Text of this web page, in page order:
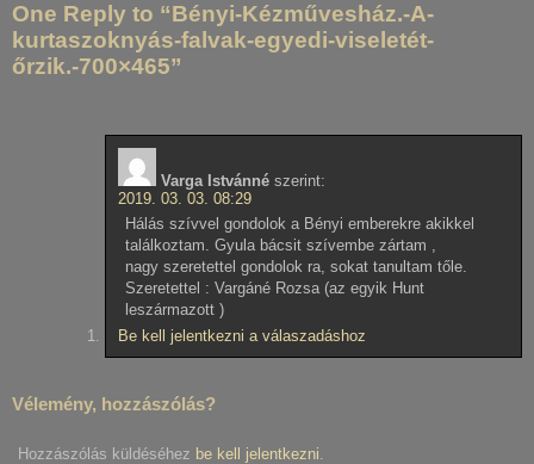
One Reply to “Bényi-Kézművesház.-A-
kurtaszoknyás-falvak-egyedi-viseletét-
őrzik.-700×465”
Varga Istvánné szerint:
2019. 03. 03. 08:29
Hálás szívvel gondolok a Bényi emberekre akikkel
találkoztam. Gyula bácsit szívembe zártam ,
nagy szeretettel gondolok ra, sokat tanultam tőle.
Szeretettel : Vargáné Rozsa (az egyik Hunt
leszármazott )
Be kell jelentkezni a válaszadáshoz
Vélemény, hozzászólás?
Hozzászólás küldéséhez be kell jelentkezni